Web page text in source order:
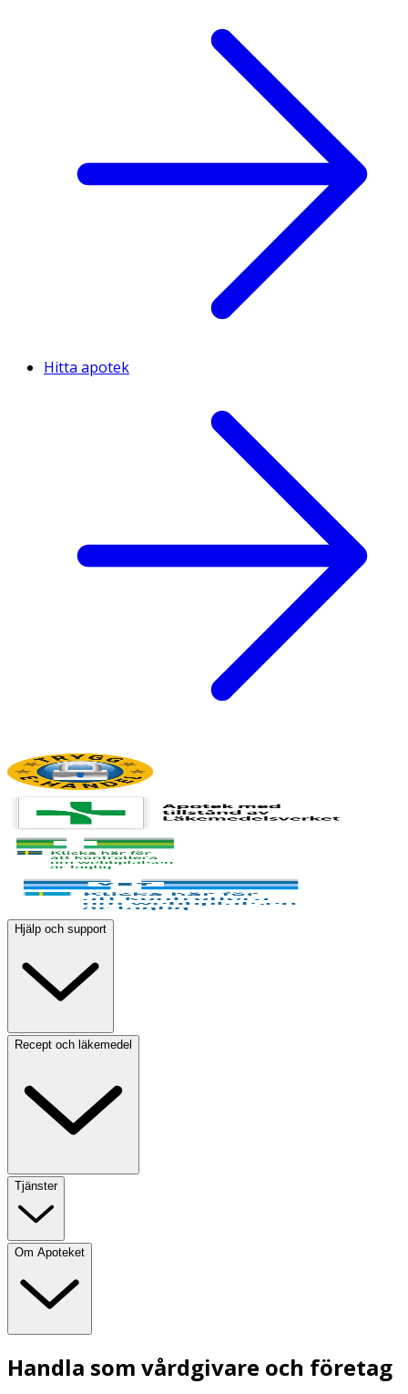
Hitta apotek
Hjälp och support
Recept och läkemedel
Tjänster
Om Apoteket
Handla som vårdgivare och företag